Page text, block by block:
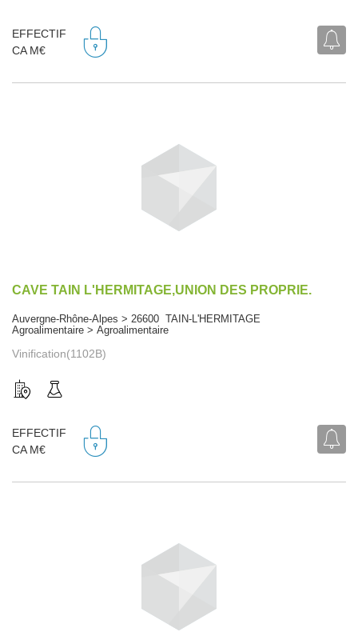
EFFECTIF
CA M€
CAVE TAIN L'HERMITAGE,UNION DES PROPRIE.
Auvergne-Rhône-Alpes > 26600 TAIN-L'HERMITAGE
Agroalimentaire > Agroalimentaire
Vinification(1102B)
EFFECTIF
CA M€